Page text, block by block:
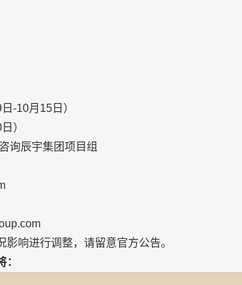
-10月15日）
）
询辰宇集团项目组
响进行调整，请留意官方公告。
：